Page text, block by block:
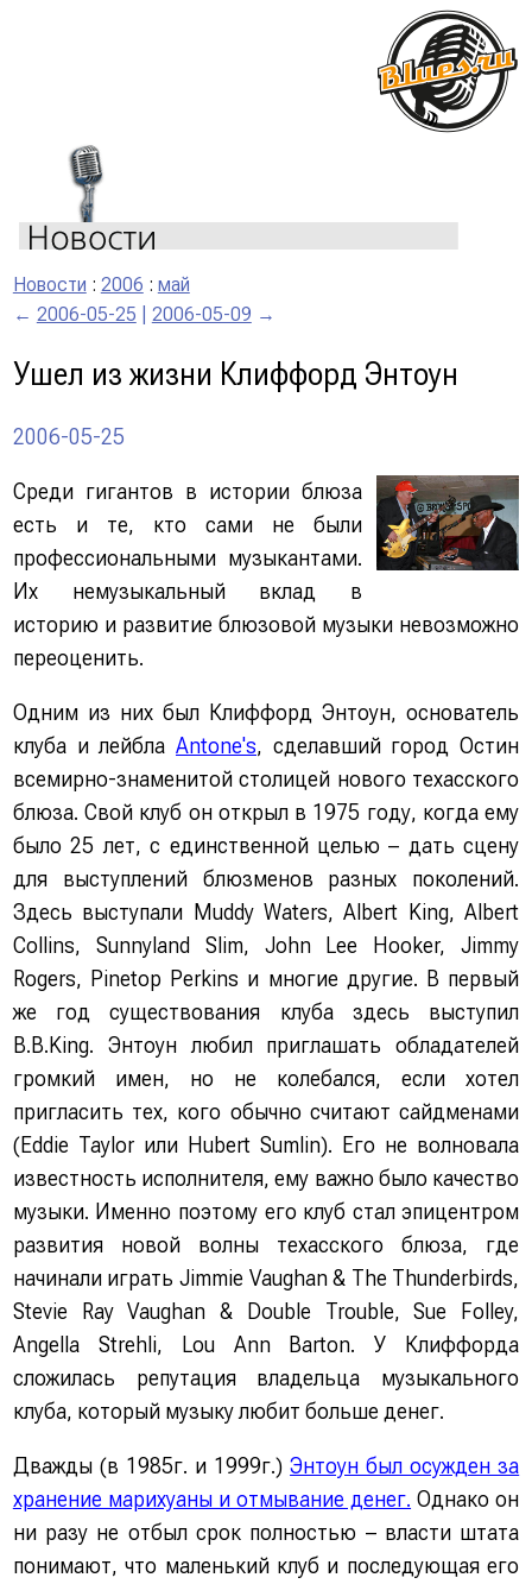
Новости : 2006 : май
← 2006-05-25 2006-05-09 →
Ушел из жизни Клиффорд Энтоун
2006-05-25
Среди гигантов в истории блюза
есть и те, кто сами не были
профессиональными музыкантами.
Их немузыкальный вклад в
историю и развитие блюзовой музыки невозможно
переоценить.
Одним из них был Клиффорд Энтоун, основатель
клуба и лейбла Antone's, сделавший город Остин
всемирно-знаменитой столицей нового техасского
блюза. Свой клуб он открыл в 1975 году, когда ему
было 25 лет, с единственной целью – дать сцену
для выступлений блюзменов разных поколений.
Здесь выступали Muddy Waters, Albert King, Albert
Collins, Sunnyland Slim, John Lee Hooker, Jimmy
Rogers, Pinetop Perkins и многие другие. В первый
же год существования клуба здесь выступил
B.B.King. Энтоун любил приглашать обладателей
громкий имен, но не колебался, если хотел
пригласить тех, кого обычно считают сайдменами
(Eddie Taylor или Hubert Sumlin). Его не волновала
известность исполнителя, ему важно было качество
музыки. Именно поэтому его клуб стал эпицентром
развития новой волны техасского блюза, где
начинали играть Jimmie Vaughan & The Thunderbirds,
Stevie Ray Vaughan & Double Trouble, Sue Folley,
Angella Strehli, Lou Ann Barton. У Клиффорда
сложилась репутация владельца музыкального
клуба, который музыку любит больше денег.
Дважды (в 1985г. и 1999г.)Энтоун был осужден за
хранение марихуаны и отмывание денег. Однако он
ни разу не отбыл срок полностью – власти штата
понимают, что маленький клуб и последующая его